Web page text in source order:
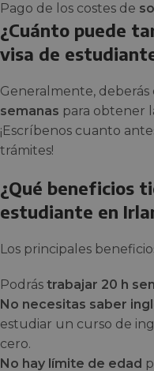
Pago de los costes de
¿Cuánto puede
visa de
Generalmente, deberás
semanas para obtener
¡Escríbenos cuanto
trámites!
¿Qué beneficios
estudiante en
Los principales
Podrás trabajar 20 h
No necesitas saber
estudiar un curso de
cero.
No hay límite de edad